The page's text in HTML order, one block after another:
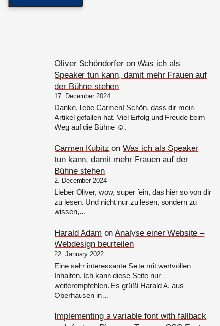
Oliver Schöndorfer onWas ich als
Speaker tun kann, damit mehr Frauen auf
der Bühne stehen
17. December 2024
Danke, liebe Carmen! Schön, dass dir mein
Artikel gefallen hat. Viel Erfolg und Freude beim
Weg auf die Bühne ☺️.
Carmen Kubitz onWas ich als Speaker
tun kann, damit mehr Frauen auf der
Bühne stehen
2. December 2024
Lieber Oliver, wow, super fein, das hier so von dir
zu lesen. Und nicht nur zu lesen, sondern zu
wissen,…
Harald Adam onAnalyse einer Website –
Webdesign beurteilen
22. January 2022
Eine sehr interessante Seite mit wertvollen
Inhalten. Ich kann diese Seite nur
weiterempfehlen. Es grüßt Harald A. aus
Oberhausen in…
Implementing a variable font with fallback